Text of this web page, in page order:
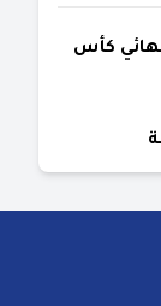
كأس